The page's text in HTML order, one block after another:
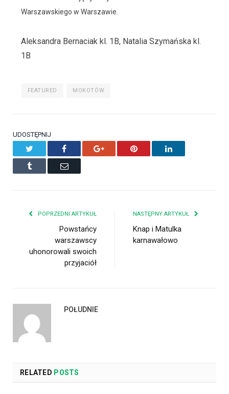
Warszawskiego w Warszawie.
Aleksandra Bernaciak kl. 1B, Natalia Szymańska kl.
1B
FEATURED MOKOTÓW
UDOSTĘPNIJ
Facebook Google+ Pinterest LinkedIn
Tumblr Email
POPRZEDNI ARTYKUŁ
Powstańcy
warszawscy
uhonorowali swoich
przyjaciół
NASTĘPNY ARTYKUŁ
Knap i Matulka
karnawałowo
POŁUDNIE
RELATED POSTS